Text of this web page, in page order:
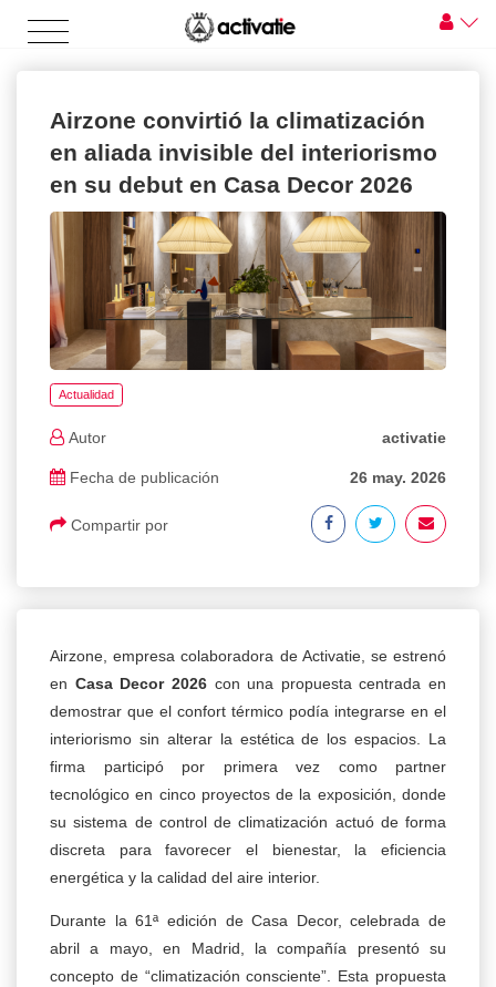
Airzone, empresa colaboradora de Activatie, se estrenó
en Casa Decor 2026 con una propuesta centrada en
demostrar que el confort térmico podía integrarse en el
interiorismo sin alterar la estética de los espacios. La
firma participó por primera vez como partner
tecnológico en cinco proyectos de la exposición, donde
su sistema de control de climatización actuó de forma
discreta para favorecer el bienestar, la eficiencia
energética y la calidad del aire interior.
Durante la 61ª edición de Casa Decor, celebrada de
abril a mayo, en Madrid, la compañía presentó su
concepto de “climatización consciente”. Esta propuesta
Airzone convirtió la climatización
en aliada invisible del interiorismo
en su debut en Casa Decor 2026
Actualidad
Autor activatie
Fecha de publicación 26 may. 2026
Compartir por